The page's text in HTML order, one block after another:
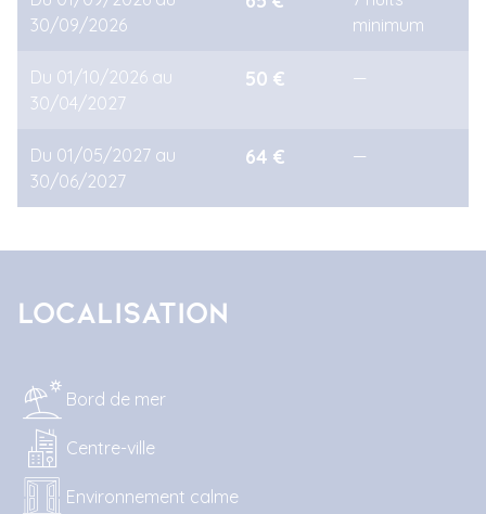
30/09/2026
minimum
Du 01/10/2026 au
30/04/2027
50 € —
Du 01/05/2027 au
30/06/2027
64 € —
Localisation
Bord de mer
Centre-ville
Environnement calme